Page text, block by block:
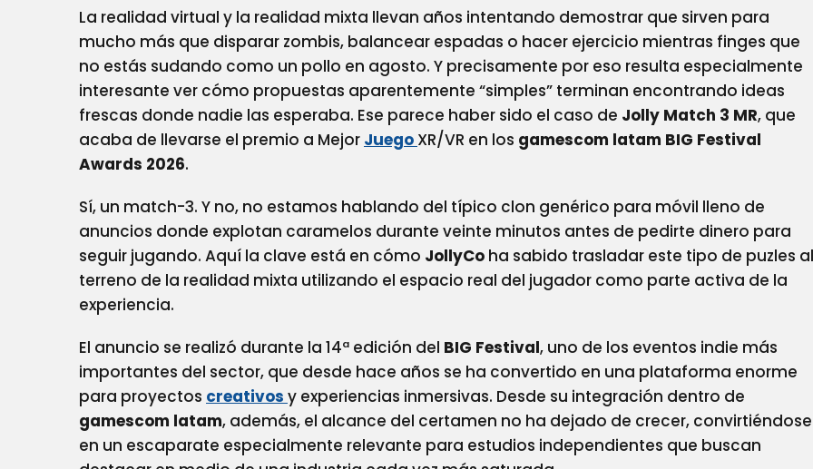
Juego
XR/VR
En
Gamescom
BIG
Festival
2026
La realidad virtual y la realidad mixta llevan años intentando demostrar que sirven para
mucho más que disparar zombis, balancear espadas o hacer ejercicio mientras finges que
no estás sudando como un pollo en agosto. Y precisamente por eso resulta especialmente
interesante ver cómo propuestas aparentemente “simples” terminan encontrando ideas
frescas donde nadie las esperaba. Ese parece haber sido el caso de Jolly Match 3 MR, que
acaba de llevarse el premio a Mejor Juego XR/VR en los gamescom latam BIG Festival
Awards 2026.
Sí, un match-3. Y no, no estamos hablando del típico clon genérico para móvil lleno de
anuncios donde explotan caramelos durante veinte minutos antes de pedirte dinero para
seguir jugando. Aquí la clave está en cómo JollyCo ha sabido trasladar este tipo de puzles al
terreno de la realidad mixta utilizando el espacio real del jugador como parte activa de la
experiencia.
El anuncio se realizó durante la 14ª edición del BIG Festival, uno de los eventos indie más
importantes del sector, que desde hace años se ha convertido en una plataforma enorme
para proyectos creativos y experiencias inmersivas. Desde su integración dentro de
gamescom latam, además, el alcance del certamen no ha dejado de crecer, convirtiéndose
en un escaparate especialmente relevante para estudios independientes que buscan